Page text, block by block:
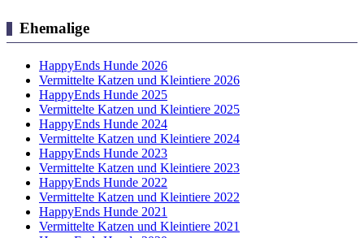
Ehemalige
HappyEnds Hunde 2026
Vermittelte Katzen und Kleintiere 2026
HappyEnds Hunde 2025
Vermittelte Katzen und Kleintiere 2025
HappyEnds Hunde 2024
Vermittelte Katzen und Kleintiere 2024
HappyEnds Hunde 2023
Vermittelte Katzen und Kleintiere 2023
HappyEnds Hunde 2022
Vermittelte Katzen und Kleintiere 2022
HappyEnds Hunde 2021
Vermittelte Katzen und Kleintiere 2021